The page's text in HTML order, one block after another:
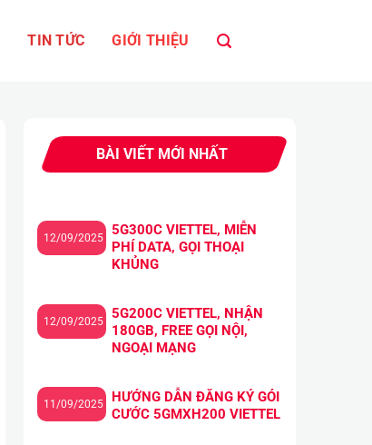
TIN TỨC GIỚI THIỆU
BÀI VIẾT MỚI NHẤT
5G300C VIETTEL, MIỄN
PHÍ DATA, GỌI THOẠI
KHỦNG
12/09/2025
5G200C VIETTEL, NHẬN
180GB, FREE GỌI NỘI,
NGOẠI MẠNG
12/09/2025
HƯỚNG DẪN ĐĂNG KÝ GÓI
CƯỚC 5GMXH200 VIETTEL
11/09/2025